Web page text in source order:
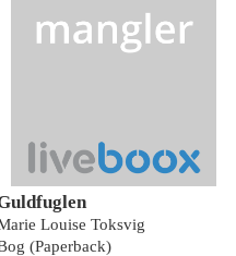
Louise Toksvig
(Paperback)